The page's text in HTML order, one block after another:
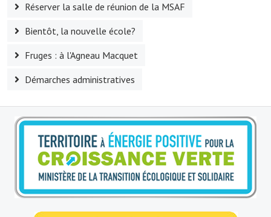
Fêtes et manifestations
Le calendrier annuel
Liste et coordonnées des associations
Fressin, ville d'histoire
L'église
Les panneaux du patrimoine
Le château
Georges Bernanos
Réserver la salle de réunion de la MSAF
Bientôt, la nouvelle école?
Fruges : à l'Agneau Macquet
Démarches administratives